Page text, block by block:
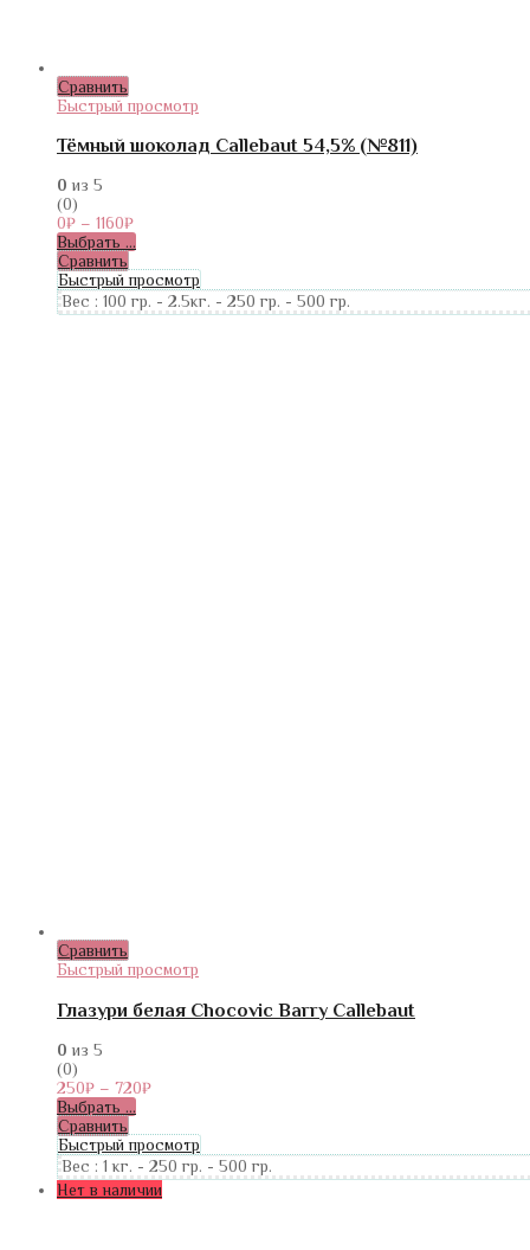
Сравнить
Быстрый просмотр
Тёмный шоколад Callebaut 54,5% (№811)
0 из 5
(0)
0₽ – 1160₽
Выбрать ...
Сравнить
Быстрый просмотр
Вес : 100 гр. - 2.5кг. - 250 гр. - 500 гр.
Сравнить
Быстрый просмотр
Глазури белая Chocovic Barry Callebaut
0 из 5
(0)
250₽ – 720₽
Выбрать ...
Сравнить
Быстрый просмотр
Вес : 1 кг. - 250 гр. - 500 гр.
Нет в наличии